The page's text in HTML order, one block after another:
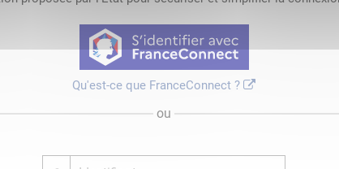
Qu'est-ce que FranceConnect ?
ou